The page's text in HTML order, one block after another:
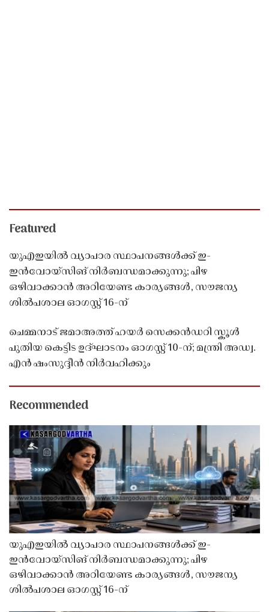
Featured
യുഎഇയിൽ വ്യാപാര സ്ഥാപനങ്ങൾക്ക് ഇ-
ഇൻവോയ്സിങ് നിർബന്ധമാക്കുന്നു; പിഴ
ഒഴിവാക്കാൻ അറിയേണ്ട കാര്യങ്ങൾ, സൗജന്യ
ശിൽപശാല ഓഗസ്റ്റ് 16-ന്
ചെമ്മനാട് ജമാഅത്ത് ഹയർ സെക്കൻഡറി സ്കൂൾ
പുതിയ കെട്ടിട ഉദ്ഘാടനം ഓഗസ്റ്റ് 10-ന്; മന്ത്രി അഡ്വ.
എൻ ഷംസുദ്ദീൻ നിർവഹിക്കും
Recommended
യുഎഇയിൽ വ്യാപാര സ്ഥാപനങ്ങൾക്ക് ഇ-
ഇൻവോയ്സിങ് നിർബന്ധമാക്കുന്നു; പിഴ
ഒഴിവാക്കാൻ അറിയേണ്ട കാര്യങ്ങൾ, സൗജന്യ
ശിൽപശാല ഓഗസ്റ്റ് 16-ന്